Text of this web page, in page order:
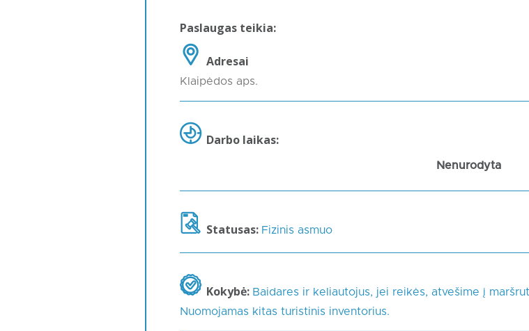
Paslaugas teikia:
Adresai
Klaipėdos aps.
Darbo laikas:
Nenurodyta
Statusas: Fizinis asmuo
Kokybė: Baidares ir keliautojus, jei reikės, atvešime į
Nuomojamas kitas turistinis inventorius.